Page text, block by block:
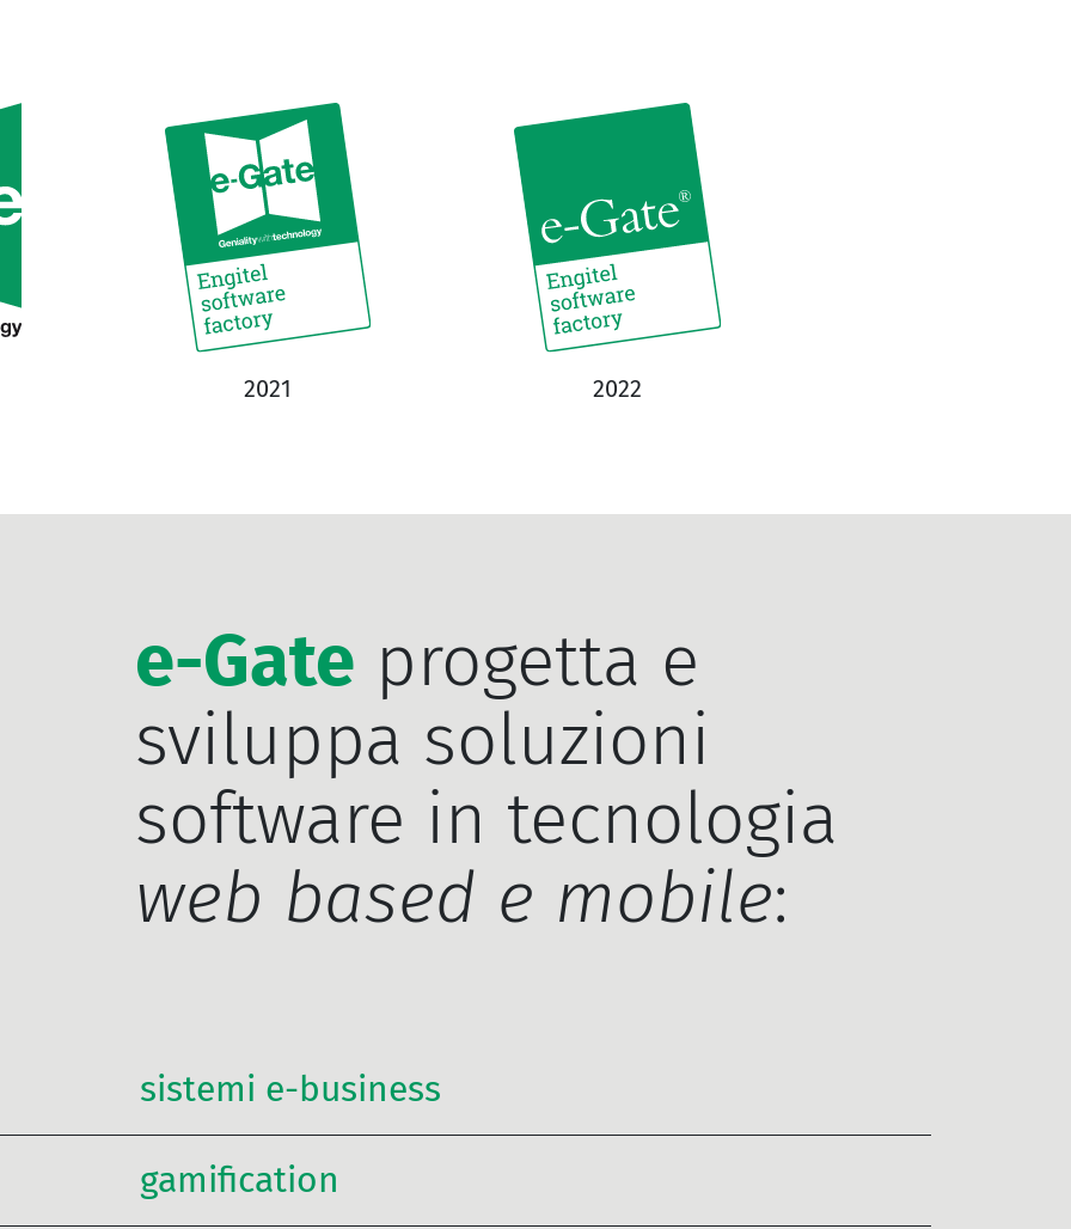
2021 2022
e-Gate progetta e
sviluppa soluzioni
software in tecnologia
web based e mobile:
sistemi e-business
gamification